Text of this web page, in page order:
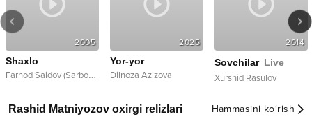
2005
Shaxlo
F
arhod Saidov (Sarbon guruhi)
2025
Yor-yor
Dilnoza Azizova
2014
Sovchilar Live
Xurshid Rasulov
Rashid Matniyozov oxirgi relizlari Hammasini ko‘rish